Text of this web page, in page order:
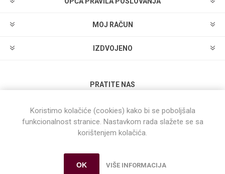
MOJ RAČUN
IZDVOJENO
PRATITE NAS
Powered by
Autorska prava © 2026 Dual WebShop. Sva prava pridržana.
Koristimo kolačiće (cookies) kako bi se poboljšala
funkcionalnost stranice. Nastavkom rada slažete se sa
korištenjem kolačića.
OK VIŠE INFORMACIJA